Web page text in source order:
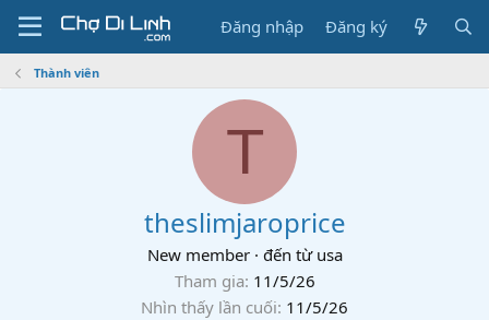
Đăng nhập Đăng ký
Thành viên
T
theslimjaroprice
New member · đến từ usa
Tham gia 11/5/26
Nhìn thấy lần cuối 11/5/26